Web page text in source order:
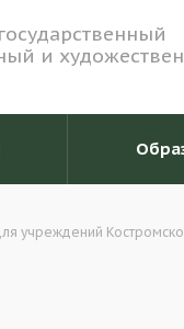
и
учреждений